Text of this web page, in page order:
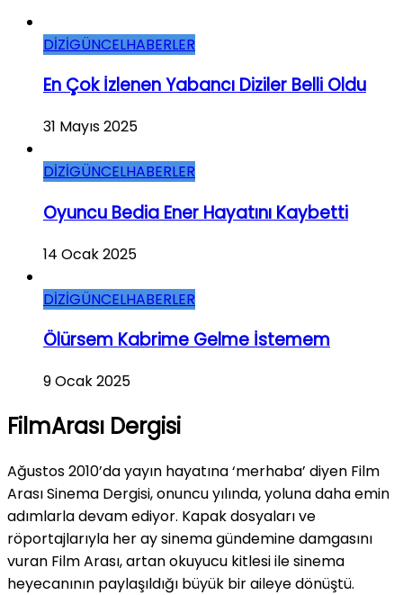
DİZİGÜNCELHABERLER
En Çok İzlenen Yabancı Diziler Belli Oldu
31 Mayıs 2025
DİZİGÜNCELHABERLER
Oyuncu Bedia Ener Hayatını Kaybetti
14 Ocak 2025
DİZİGÜNCELHABERLER
Ölürsem Kabrime Gelme İstemem
9 Ocak 2025
FilmArası Dergisi
Ağustos 2010’da yayın hayatına ‘merhaba’ diyen Film
Arası Sinema Dergisi, onuncu yılında, yoluna daha emin
adımlarla devam ediyor. Kapak dosyaları ve
röportajlarıyla her ay sinema gündemine damgasını
vuran Film Arası, artan okuyucu kitlesi ile sinema
heyecanının paylaşıldığı büyük bir aileye dönüştü.